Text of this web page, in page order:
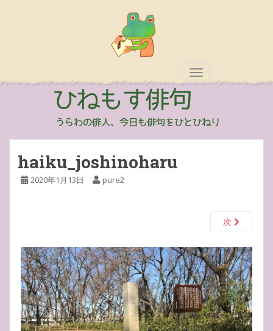
TOGGLE
haiku_joshinoharu
2020年1月13日 pure2
次